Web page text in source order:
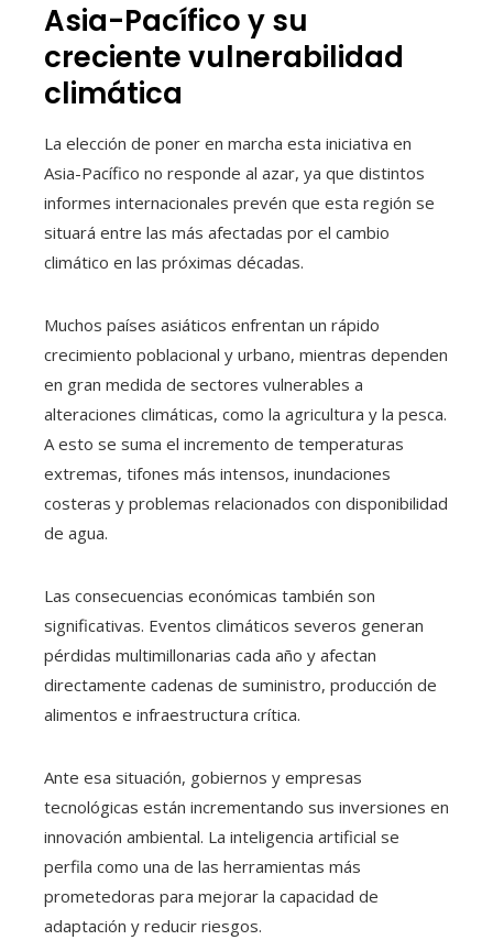
Asia-Pacífico y su
creciente vulnerabilidad
climática
La elección de poner en marcha esta iniciativa en
Asia-Pacífico no responde al azar, ya que distintos
informes internacionales prevén que esta región se
situará entre las más afectadas por el cambio
climático en las próximas décadas.
Muchos países asiáticos enfrentan un rápido
crecimiento poblacional y urbano, mientras dependen
en gran medida de sectores vulnerables a
alteraciones climáticas, como la agricultura y la pesca.
A esto se suma el incremento de temperaturas
extremas, tifones más intensos, inundaciones
costeras y problemas relacionados con disponibilidad
de agua.
Las consecuencias económicas también son
significativas. Eventos climáticos severos generan
pérdidas multimillonarias cada año y afectan
directamente cadenas de suministro, producción de
alimentos e infraestructura crítica.
Ante esa situación, gobiernos y empresas
tecnológicas están incrementando sus inversiones en
innovación ambiental. La inteligencia artificial se
perfila como una de las herramientas más
prometedoras para mejorar la capacidad de
adaptación y reducir riesgos.